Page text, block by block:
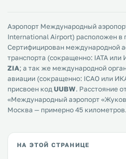
Аэропорт Международный
International Airport) расположен в
Сертифицирован международной
транспорта (сокращенно: IATA или
ZIA; а так же международной
авиации (сокращенно: ICAO или
присвоен код UUBW. Расстояние
«Международный аэропорт
Москва — примерно 45 километров.
НА ЭТОЙ СТРАНИЦЕ